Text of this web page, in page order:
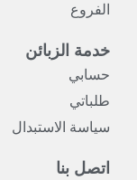
الفروع
خدمة الزبائن
حسابي
طلباتي
سياسة الاستبدال
اتصل بنا